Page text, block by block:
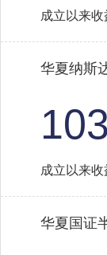
成立以来收
华夏纳斯
成立以来收
华夏国证